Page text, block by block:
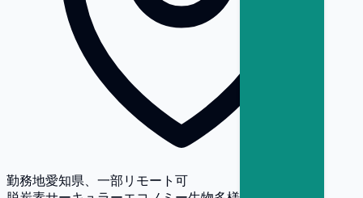
勤務地愛知県、一部リモート可